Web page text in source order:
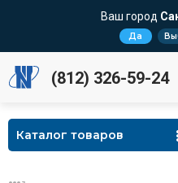
Ваш город
Да
(812) 326-59-24
Каталог товаров